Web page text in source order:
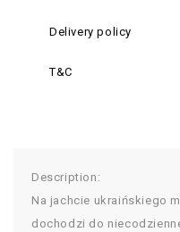
Delivery policy
T&C
Description:
Na jachcie ukraińskiego
dochodzi do